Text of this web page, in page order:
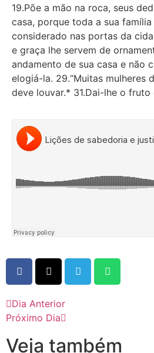
19.Põe a mão na roca, seus
casa, porque toda a sua
considerado nas portas da
e graça lhe servem de
andamento de sua casa e não
elogiá-la. 29.“Muitas mulheres
deve louvar.* 31.Dai-lhe o
Dia Anterior
Próximo Dia
Veja também